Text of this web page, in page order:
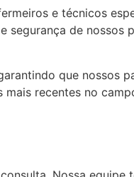
e técnicos
segurança de nossos
que nossos
mais recentes no